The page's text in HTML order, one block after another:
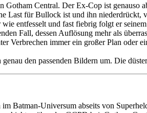
Central. Der Ex-Cop ist genauso
Last für Bullock ist und ihn
entfesselt und fast fiebrig folgt er
Fall, dessen Auflösung mehr als
Verbrechen immer ein großer Plan oder
genau den passenden Bildern um. Die
Batman-Universum abseits von